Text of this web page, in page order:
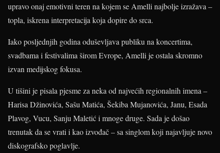
upravo onaj emotivni teren na kojem se Amelli najbolje izražava –
topla, iskrena interpretacija koja dopire do srca.
Iako posljednjih godina oduševljava publiku na koncertima,
svadbama i festivalima širom Evrope, Amelli je ostala skromno
izvan medijskog fokusa.
U tišini je pisala pjesme za neka od najvećih regionalnih imena –
Harisa Džinovića, Sašu Matića, Šekiba Mujanovića, Janu, Esada
Plavog, Vucu, Sanju Maletić i mnoge druge. Sada je došao
trenutak da se vrati i kao izvođač – sa singlom koji najavljuje novo
diskografsko poglavlje.